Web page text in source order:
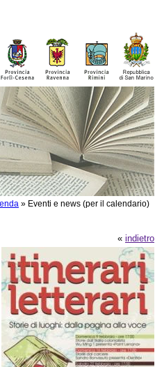
» Eventi e news (per il calendario)
« indietro